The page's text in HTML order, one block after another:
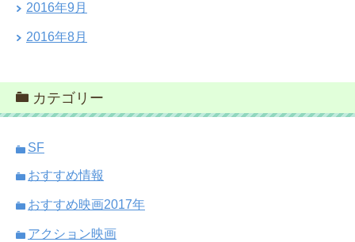
2016年9月
2016年8月
カテゴリー
SF
おすすめ情報
おすすめ映画2017年
アクション映画